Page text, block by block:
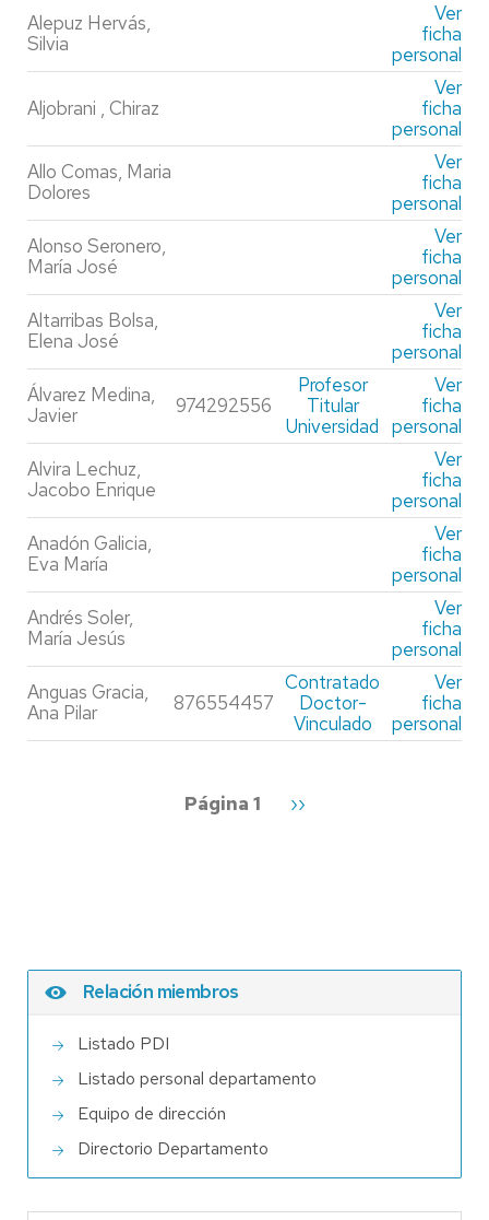
Alepuz Hervás,
Silvia
Ver
ficha
personal
Aljobrani , Chiraz
Ver
ficha
personal
Allo Comas, Maria
Dolores
Ver
ficha
personal
Alonso Seronero,
María José
Ver
ficha
personal
Altarribas Bolsa,
Elena José
Ver
ficha
personal
Álvarez Medina,
Javier
974292556
Profesor
Titular
Universidad
Ver
ficha
personal
Alvira Lechuz,
Jacobo Enrique
Ver
ficha
personal
Anadón Galicia,
Eva María
Ver
ficha
personal
Andrés Soler,
María Jesús
Ver
ficha
personal
Anguas Gracia,
Ana Pilar
876554457
Contratado
Doctor-
Vinculado
Ver
ficha
personal
Página 1
Siguiente
››
Relación miembros
Listado PDI
Listado personal departamento
Equipo de dirección
Directorio Departamento